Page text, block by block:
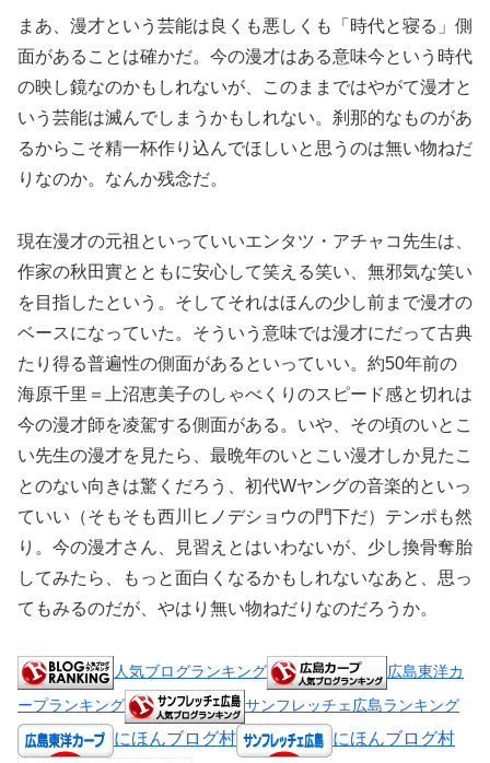
まあ、漫才という芸能は良くも悪しくも「時代と寝る」側
面があることは確かだ。今の漫才はある意味今という時代
の映し鏡なのかもしれないが、このままではやがて漫才と
いう芸能は滅んでしまうかもしれない。刹那的なものがあ
るからこそ精一杯作り込んでほしいと思うのは無い物ねだ
りなのか。なんか残念だ。
現在漫才の元祖といっていいエンタツ・アチャコ先生は、
作家の秋田實とともに安心して笑える笑い、無邪気な笑い
を目指したという。そしてそれはほんの少し前まで漫才の
ベースになっていた。そういう意味では漫才にだって古典
たり得る普遍性の側面があるといっていい。約50年前の
海原千里＝上沼恵美子のしゃべくりのスピード感と切れは
今の漫才師を凌駕する側面がある。いや、その頃のいとこ
い先生の漫才を見たら、最晩年のいとこい漫才しか見たこ
とのない向きは驚くだろう、初代Wヤングの音楽的といっ
ていい（そもそも西川ヒノデショウの門下だ）テンポも然
り。今の漫才さん、見習えとはいわないが、少し換骨奪胎
してみたら、もっと面白くなるかもしれないなあと、思っ
てもみるのだが、やはり無い物ねだりなのだろうか。
人気ブログランキング
広島東洋カ
ープランキング
サンフレッチェ広島ランキング
にほんブログ村 にほんブログ村